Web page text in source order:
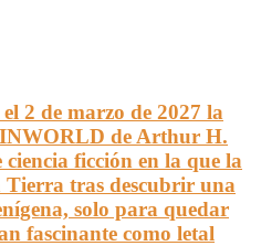
2 de marzo de 2027 la
de Arthur H.
ficción en la que la
tras descubrir una
solo para quedar
fascinante como letal